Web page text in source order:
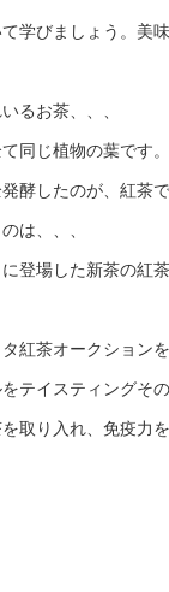
学びましょう。美
るお茶、、、
同じ植物の葉です。
酵したのが、紅茶
は、、、
登場した新茶の紅
紅茶オークション
テイスティングそ
取り入れ、免疫力